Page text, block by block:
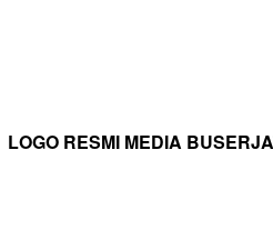
LOGO RESMI MEDIA